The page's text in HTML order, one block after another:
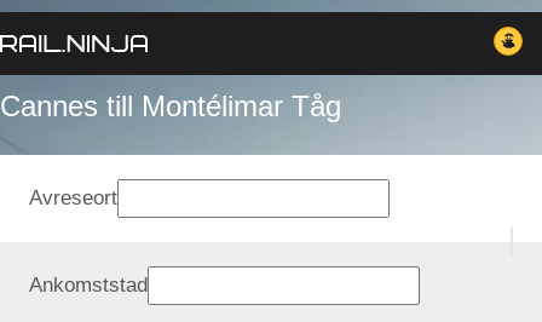
Cannes till Montélimar Tåg
Avreseort
Ankomststad